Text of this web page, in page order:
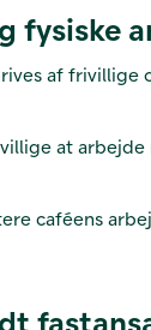
fysiske
af
at
caféens